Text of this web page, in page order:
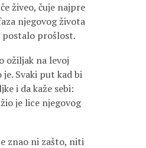
živeo, čuje najpre
njegovog života
postalo prošlost.
ožiljak na levoj
Svaki put kad bi
i da kaže sebi:
je lice njegovog
znao ni zašto, niti